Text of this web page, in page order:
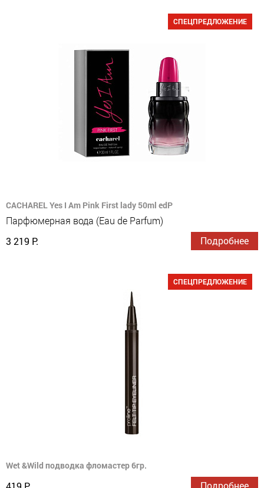
СПЕЦПРЕДЛОЖЕНИЕ
CACHAREL Yes I Am Pink First lady 50ml edP
Парфюмерная вода (Eau de Parfum)
3 219 Р.
Подробнее
СПЕЦПРЕДЛОЖЕНИЕ
Wet &Wild подводка фломастер 6гр.